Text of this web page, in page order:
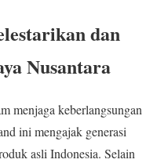
dan
Nusantara
menjaga keberlangsungan
ini mengajak generasi
asli Indonesia. Selain